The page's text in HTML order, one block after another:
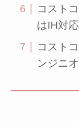
コスト
はIH対
コスト
ンジニ